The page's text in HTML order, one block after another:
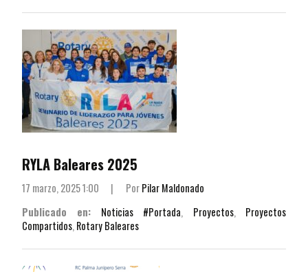
RYLA Baleares 2025
17 marzo, 2025 1:00 | PorPilar Maldonado
Publicado en:
Noticias #Portada, Proyectos, Proyectos
Compartidos, Rotary Baleares